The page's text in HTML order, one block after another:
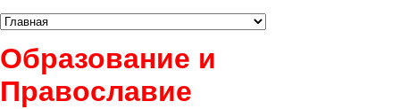
Образование и
Православие